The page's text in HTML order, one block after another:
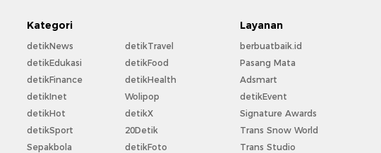
Kategori
detikNews
detikEdukasi
detikFinance
detikInet
detikHot
detikSport
Sepakbola
detikTravel
detikFood
detikHealth
Wolipop
detikX
20Detik
detikFoto
Layanan
berbuatbaik.id
Pasang Mata
Adsmart
detikEvent
Signature Awards
Trans Snow World
Trans Studio